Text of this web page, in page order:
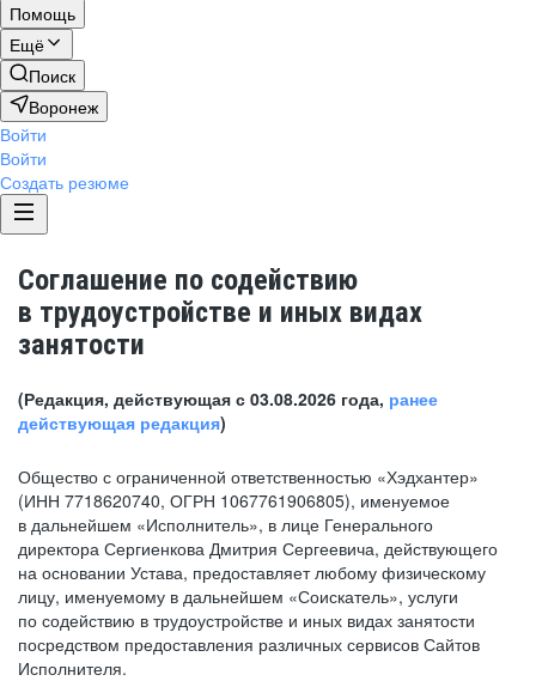
Помощь
Ещё
Поиск
Воронеж
Войти
Войти
Создать резюме
Соглашение по содействию
в трудоустройстве и иных видах
занятости
(Редакция, действующая с 03.08.2026 года, ранее
действующая редакция)
Общество с ограниченной ответственностью «Хэдхантер»
(ИНН 7718620740, ОГРН 1067761906805), именуемое
в дальнейшем «Исполнитель», в лице Генерального
директора Сергиенкова Дмитрия Сергеевича, действующего
на основании Устава, предоставляет любому физическому
лицу, именуемому в дальнейшем «Соискатель», услуги
по содействию в трудоустройстве и иных видах занятости
посредством предоставления различных сервисов Сайтов
Исполнителя.